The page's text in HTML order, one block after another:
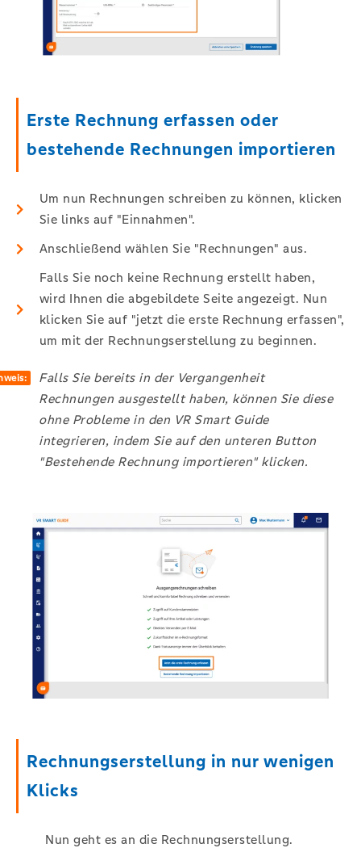
Erste Rechnung erfassen oder
bestehende Rechnungen importieren
Um nun Rechnungen schreiben zu können, klicken
Sie links auf "Einnahmen".
Anschließend wählen Sie "Rechnungen" aus.
Falls Sie noch keine Rechnung erstellt haben,
wird Ihnen die abgebildete Seite angezeigt. Nun
klicken Sie auf "jetzt die erste Rechnung erfassen",
um mit der Rechnungserstellung zu beginnen.
Falls Sie bereits in der Vergangenheit
Rechnungen ausgestellt haben, können Sie diese
ohne Probleme in den VR Smart Guide
integrieren, indem Sie auf den unteren Button
"Bestehende Rechnung importieren" klicken.
Rechnungserstellung in nur wenigen
Klicks
Nun geht es an die Rechnungserstellung.